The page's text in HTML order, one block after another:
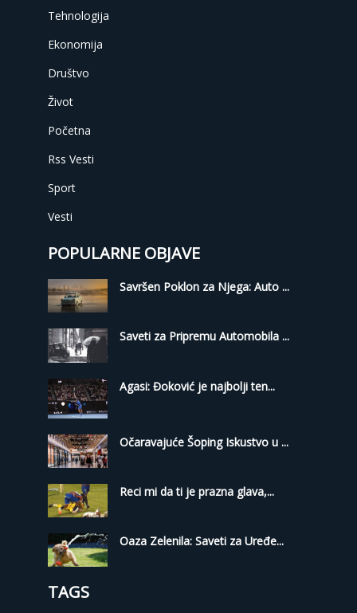
Tehnologija
Ekonomija
Društvo
Život
Početna
Rss Vesti
Sport
Vesti
POPULARNE OBJAVE
Savršen Poklon za Njega: Auto ...
Saveti za Pripremu Automobila ...
Agasi: Đoković je najbolji ten...
Očaravajuće Šoping Iskustvo u ...
Reci mi da ti je prazna glava,...
Oaza Zelenila: Saveti za Uređe...
TAGS